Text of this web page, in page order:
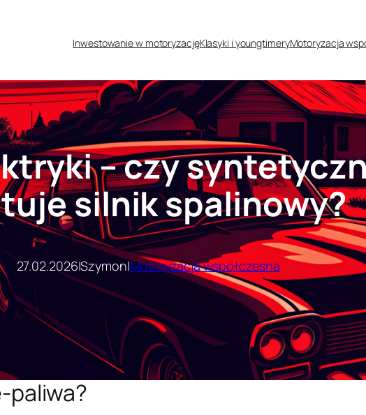
Inwestowanie w motoryzacjęKlasyki i youngtimeryMotoryzacja
– czy
silnik spalinowy?
27.02.2026|Szymon|Motoryzacja współczesna
paliwa?